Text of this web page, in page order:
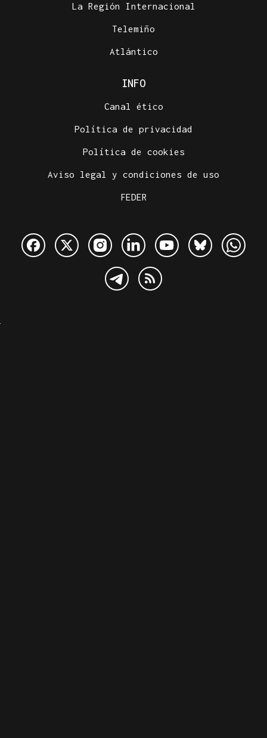
La Región Internacional
Telemiño
Atlántico
INFO
Canal ético
Política de privacidad
Política de cookies
Aviso legal y condiciones de uso
FEDER